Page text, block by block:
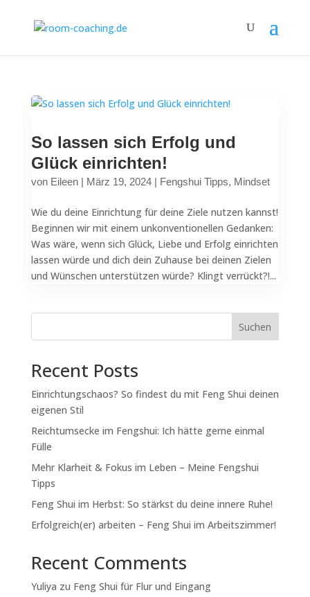
So lassen sich Erfolg und
Glück einrichten!
von Eileen| März 19, 2024| Fengshui Tipps, Mindset
Wie du deine Einrichtung für deine Ziele nutzen kannst!
Beginnen wir mit einem unkonventionellen Gedanken:
Was wäre, wenn sich Glück, Liebe und Erfolg einrichten
lassen würde und dich dein Zuhause bei deinen Zielen
und Wünschen unterstützen würde? Klingt verrückt?!...
Suchen
Recent Posts
Einrichtungschaos? So findest du mit Feng Shui deinen
eigenen Stil
Reichtumsecke im Fengshui: Ich hätte gerne einmal
Fülle
Mehr Klarheit & Fokus im Leben – Meine Fengshui
Tipps
Feng Shui im Herbst: So stärkst du deine innere Ruhe!
Erfolgreich(er) arbeiten – Feng Shui im Arbeitszimmer!
Recent Comments
Yuliya zu Feng Shui für Flur und Eingang